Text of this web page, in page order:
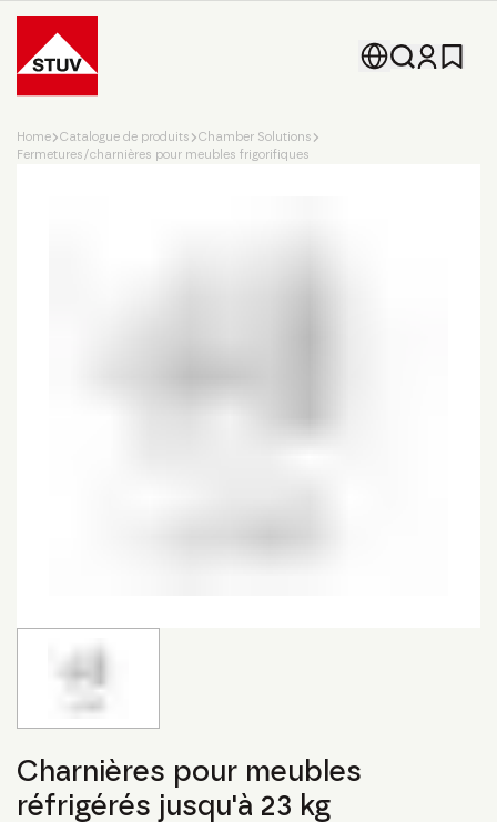
Go To the Homepage
Home Catalogue de produits
Chamber Solutions
Fermetures/charnières pour meubles frigorifiques
Charnières pour meubles
réfrigérés jusqu'à 23 kg